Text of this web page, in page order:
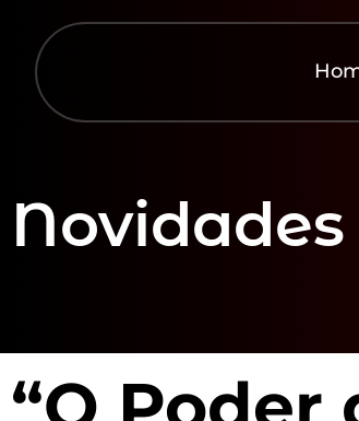
Novidades